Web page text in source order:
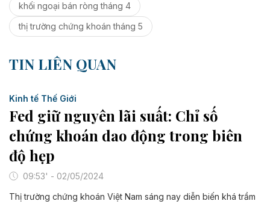
khối ngoại bán ròng tháng 4
thị trường chứng khoán tháng 5
TIN LIÊN QUAN
Kinh tế Thế Giới
Fed giữ nguyên lãi suất: Chỉ số
chứng khoán dao động trong biên
độ hẹp
09:53' - 02/05/2024
Thị trường chứng khoán Việt Nam sáng nay diễn biến khá trầm